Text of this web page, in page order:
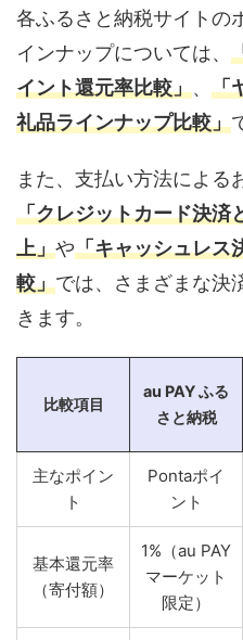
各ふるさと納税サイトの
インナップについては、
イント還元率比較」、 「
礼品ラインナップ比較」
また、支払い方法による
「クレジットカード決済
上」や「キャッシュレス
較」では、さまざまな決
きます。
比較項目
au PAY ふる
さと納税
主なポイン
ト
Pontaポイ
ント
基本還元率
（寄付額）
1%（au PAY
マーケット
限定）